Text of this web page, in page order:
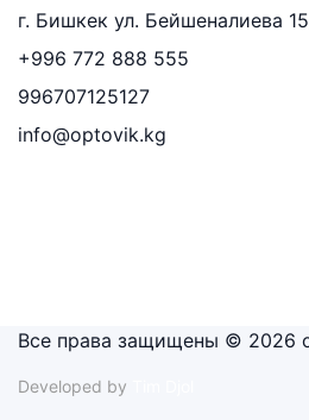
г. Бишкек ул. Бейшеналиева
+996 772 888 555
996707125127
info@optovik.kg
Все права защищены © 2026
Developed by